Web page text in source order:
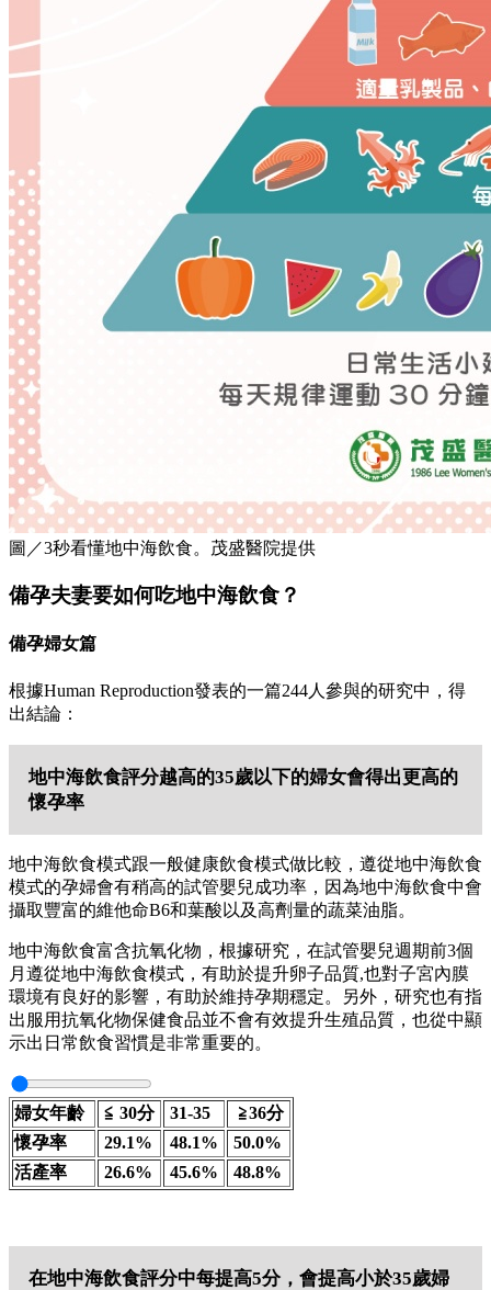
圖／3秒看懂地中海飲食。茂盛醫院提供
備孕夫妻要如何吃地中海飲食？
備孕婦女篇
根據Human Reproduction發表的一篇244人參與的研究中，得
出結論：
地中海飲食評分越高的35歲以下的婦女會得出更高的
懷孕率
地中海飲食模式跟一般健康飲食模式做比較，遵從地中海飲食
模式的孕婦會有稍高的試管嬰兒成功率，因為地中海飲食中會
攝取豐富的維他命B6和葉酸以及高劑量的蔬菜油脂。
地中海飲食富含抗氧化物，根據研究，在試管嬰兒週期前3個
月遵從地中海飲食模式，有助於提升卵子品質,也對子宮內膜
環境有良好的影響，有助於維持孕期穩定。另外，研究也有指
出服用抗氧化物保健食品並不會有效提升生殖品質，也從中顯
示出日常飲食習慣是非常重要的。
婦女年齡 ≦ 30分 31-35 ≧36分
懷孕率
29.1% 48.1%
50.0%
活產率
26.6% 45.6% 48.8%
在地中海飲食評分中每提高5分，會提高小於35歲婦